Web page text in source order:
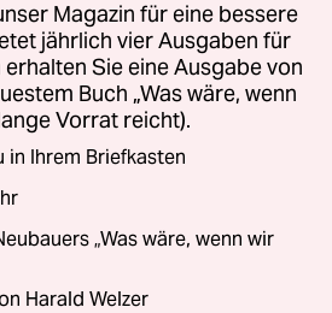
Magazin für eine bessere
jährlich vier Ausgaben für
Sie eine Ausgabe von
Buch „Was wäre, wenn
Vorrat reicht).
in Ihrem Briefkasten
„Was wäre, wenn wir
Harald Welzer